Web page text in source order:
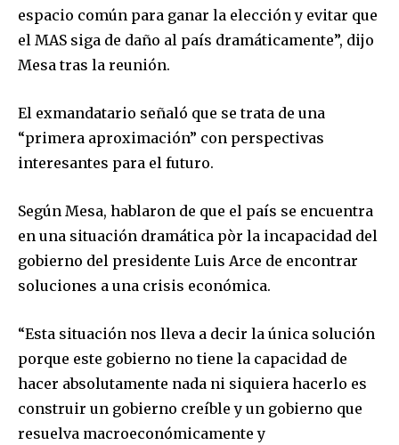
espacio común para ganar la elección y evitar que
el MAS siga de daño al país dramáticamente”, dijo
Mesa tras la reunión.
El exmandatario señaló que se trata de una
“primera aproximación” con perspectivas
interesantes para el futuro.
Según Mesa, hablaron de que el país se encuentra
en una situación dramática pòr la incapacidad del
gobierno del presidente Luis Arce de encontrar
soluciones a una crisis económica.
“Esta situación nos lleva a decir la única solución
porque este gobierno no tiene la capacidad de
hacer absolutamente nada ni siquiera hacerlo es
construir un gobierno creíble y un gobierno que
resuelva macroeconómicamente y